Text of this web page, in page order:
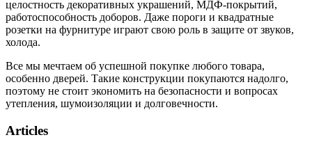
целостность декоративных украшений, МДФ-покрытий,
работоспособность доборов. Даже пороги и квадратные
розетки на фурнитуре играют свою роль в защите от звуков,
холода.
Все мы мечтаем об успешной покупке любого товара,
особенно дверей. Такие конструкции покупаются надолго,
поэтому не стоит экономить на безопасности и вопросах
утепления, шумоизоляции и долговечности.
Articles